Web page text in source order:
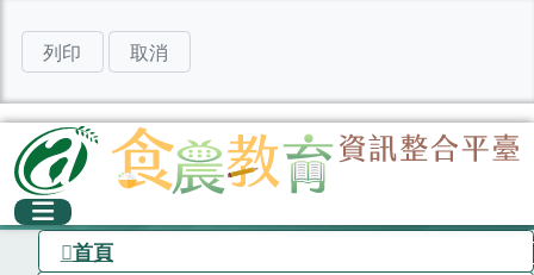
列印 取消
首頁